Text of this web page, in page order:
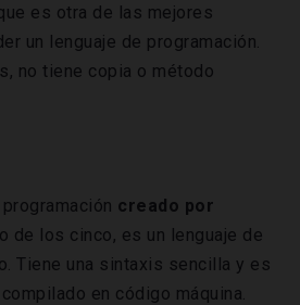
es otra de las mejores
un lenguaje de programación.
no tiene copia o método
creado por
de los cinco, es un lenguaje de
Tiene una sintaxis sencilla y es
en código máquina.